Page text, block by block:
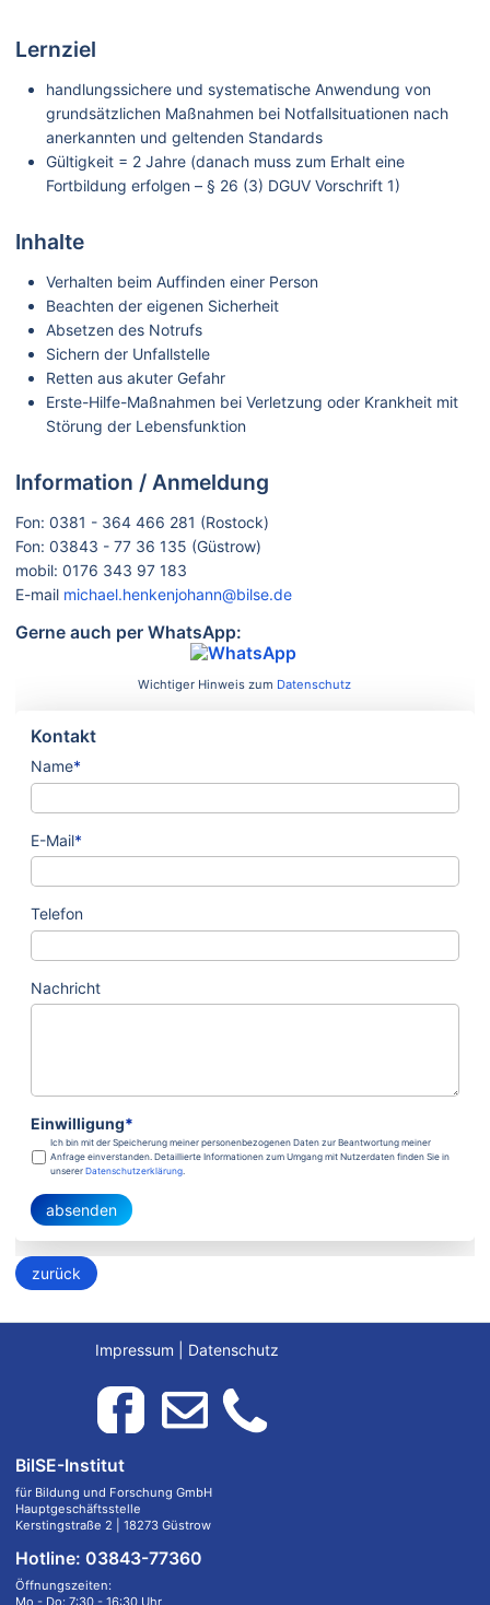
Lernziel
handlungssichere und systematische Anwendung von
grundsätzlichen Maßnahmen bei Notfallsituationen nach
anerkannten und geltenden Standards
Gültigkeit = 2 Jahre (danach muss zum Erhalt eine
Fortbildung erfolgen – § 26 (3) DGUV Vorschrift 1)
Inhalte
Verhalten beim Auffinden einer Person
Beachten der eigenen Sicherheit
Absetzen des Notrufs
Sichern der Unfallstelle
Retten aus akuter Gefahr
Erste-Hilfe-Maßnahmen bei Verletzung oder Krankheit mit
Störung der Lebensfunktion
Information / Anmeldung
Fon: 0381 - 364 466 281 (Rostock)
Fon: 03843 - 77 36 135 (Güstrow)
mobil: 0176 343 97 183
E-mail michael.henkenjohann@bilse.de
Gerne auch per WhatsApp:
Wichtiger Hinweis zum Datenschutz
Kontakt
Name*
E-Mail*
Telefon
Nachricht
Einwilligung*
Ich bin mit der Speicherung meiner personenbezogenen Daten zur Beantwortung meiner
Anfrage einverstanden. Detaillierte Informationen zum Umgang mit Nutzerdaten finden Sie in
unserer Datenschutzerklärung.
absenden
zurück
Impressum Datenschutz
BilSE-Institut
für Bildung und Forschung GmbH
Hauptgeschäftsstelle
Kerstingstraße 2 | 18273 Güstrow
Hotline: 03843-77360
Öffnungszeiten:
Mo - Do: 7:30 - 16:30 Uhr